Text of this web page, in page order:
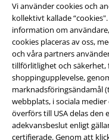
Vi använder cookies och
kollektivt kallade
information om
cookies placeras av oss,
och våra partners
tillförlitlighet och säkerhet,
shoppingupplevelse,
marknadsföringsändamål
webbplats, i sociala
överförs till USA delas
adekvansbeslut enligt
certifierade. Genom att
Juridisk
Villkor
Om oss